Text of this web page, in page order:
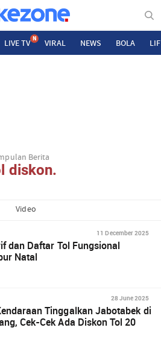
LIVE TV N VIRAL NEWS BOLA
Berita
diskon.
Video
11 December 2025
dan Daftar Tol Fungsional
Natal
28 June 2025
Tinggalkan Jabotabek di
Cek-Cek Ada Diskon Tol 20